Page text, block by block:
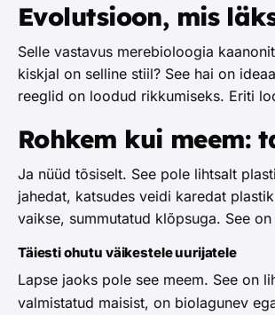
Evolutsioon, mis
Selle vastavus merebioloogia
kiskjal on selline stiil? See hai on
reeglid on loodud rikkumiseks. Eriti
Rohkem kui meem:
Ja nüüd tõsiselt. See pole lihtsalt
jahedat, katsudes veidi karedat
vaikse, summutatud klõpsuga. See
Täiesti ohutu väikestele uurijatele
Lapse jaoks pole see meem. See on
valmistatud maisist, on biolagunev